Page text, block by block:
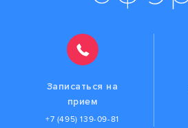
Записаться на
прием
+7 (495) 139-09-81